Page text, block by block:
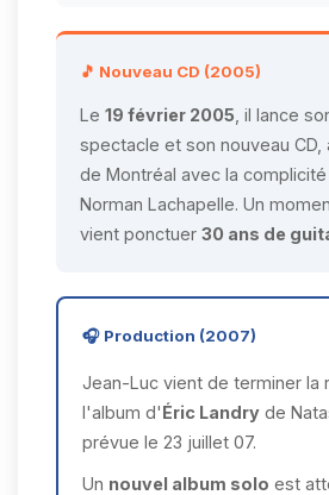
🎵 Nouveau CD (2005)
Le 19 février 2005, il lance
spectacle et son nouveau CD,
de Montréal avec la
Norman Lachapelle. Un
vient ponctuer 30 ans de
🎧 Production (2007)
Jean-Luc vient de terminer la
l'album d'Éric Landry de
prévue le 23 juillet 07.
Un nouvel album solo est